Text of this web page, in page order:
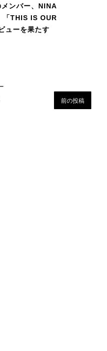
ンバー、NINA
THIS IS OUR
ューを果たす
前の投稿